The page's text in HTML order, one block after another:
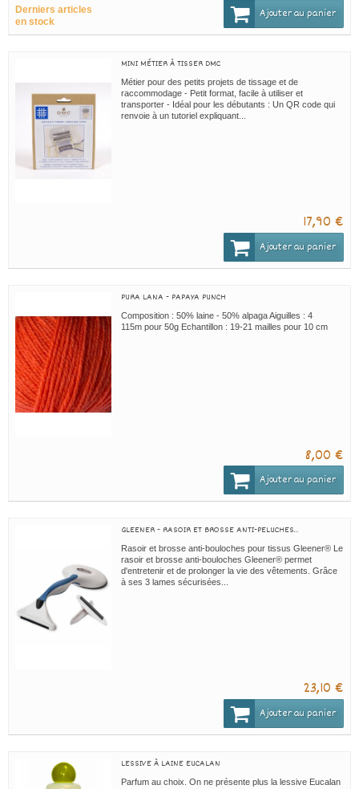
Derniers articles
en stock
Ajouter au panier
MINI MÉTIER À TISSER DMC
Métier pour des petits projets de tissage et de
raccommodage - Petit format, facile à utiliser et
transporter - Idéal pour les débutants : Un QR code qui
renvoie à un tutoriel expliquant...
17,90 €
Ajouter au panier
PURA LANA - PAPAYA PUNCH
Composition : 50% laine - 50% alpaga Aiguilles : 4
115m pour 50g Echantillon : 19-21 mailles pour 10 cm
8,00 €
Ajouter au panier
GLEENER - RASOIR ET BROSSE ANTI-PELUCHES...
Rasoir et brosse anti-bouloches pour tissus Gleener® Le
rasoir et brosse anti-bouloches Gleener® permet
d'entretenir et de prolonger la vie des vêtements. Grâce
à ses 3 lames sécurisées...
23,10 €
Ajouter au panier
LESSIVE À LAINE EUCALAN
Parfum au choix. On ne présente plus la lessive Eucalan